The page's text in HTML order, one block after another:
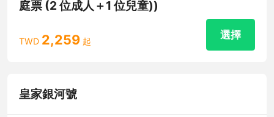
庭票 (2 位成人＋1 位兒童))
TWD 2,259 起
選擇
皇家銀河號